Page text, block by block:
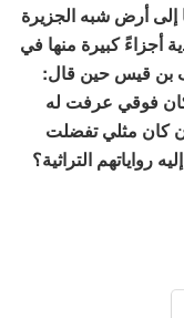
إلى أرض شبه الجزيرة
أجزاءً كبيرة منها في
بن قيس حين قال:
كان فوقي عرفت له
كان مثلي تفضلت
التراثية؟